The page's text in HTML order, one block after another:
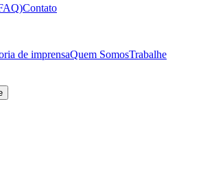
Contato
de imprensaQuem SomosTrabalhe